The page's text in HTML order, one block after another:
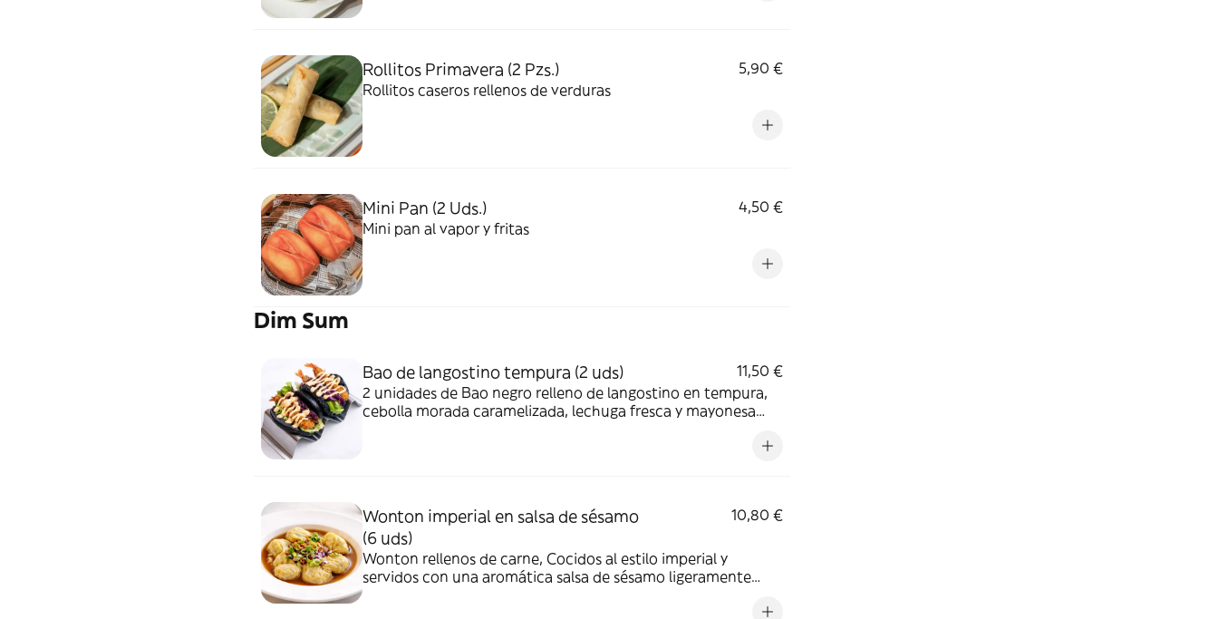
Rollitos Primavera (2 Pzs.)
5,90 €
Rollitos caseros rellenos de verduras
Mini Pan (2 Uds.)
4,50 €
Mini pan al vapor y fritas
Dim Sum
Bao de langostino tempura (2 uds)
11,50 €
2 unidades de Bao negro relleno de langostino en tempura,
cebolla morada caramelizada, lechuga fresca y mayonesa
Wonton imperial en salsa de sésamo
(6 uds)
10,80 €
Wonton rellenos de carne, Cocidos al estilo imperial y
servidos con una aromática salsa de sésamo ligeramente